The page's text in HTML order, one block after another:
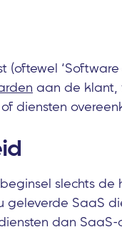
‘Software
aan de klant,
diensten
slechts de
SaaS
dan